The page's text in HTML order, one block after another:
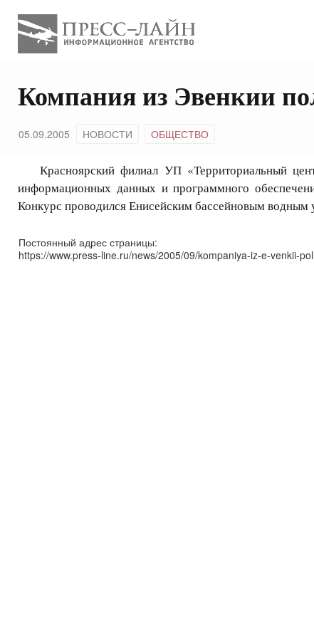
Компания из Эвенкии
05.09.2005 НОВОСТИ ОБЩЕСТВО
Красноярский филиал УП «Территориальный
информационных данных и программного
Конкурс проводился Енисейским бассейновым
Постоянный адрес страницы:
https://www.press-line.ru/news/2005/09/kompaniya-iz-e-venkii-